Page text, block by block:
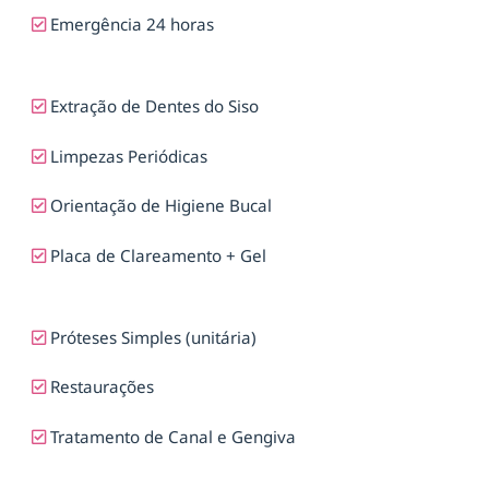
Emergência 24 horas
Extração de Dentes do Siso
Limpezas Periódicas
Orientação de Higiene Bucal
Placa de Clareamento + Gel
Próteses Simples (unitária)
Restaurações
Tratamento de Canal e Gengiva